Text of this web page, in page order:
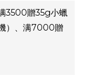
3500贈35g小蠟
）、满7000贈